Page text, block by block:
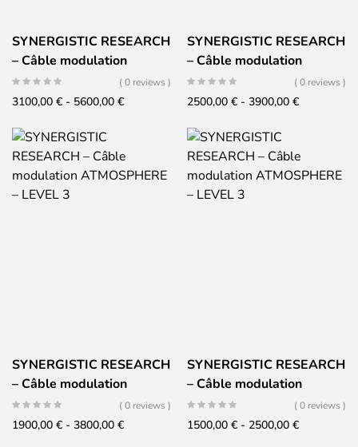
SYNERGISTIC RESEARCH
– Câble modulation
ATMOSPHERE – LEVEL 4
( 0 reviews )
3100,00 € - 5600,00 €Fascia
da
3100,00 €
SYNERGISTIC RESEARCH
– Câble modulation
ATMOSPHERE – LEVEL 4
( 0 reviews )
2500,00 € - 3900,00 €Fascia
da
2500,00 €
SYNERGISTIC RESEARCH
– Câble modulation
ATMOSPHERE – LEVEL 3
( 0 reviews )
1900,00 € - 3800,00 €Fascia
SYNERGISTIC RESEARCH
– Câble modulation
ATMOSPHERE – LEVEL 3
( 0 reviews )
1500,00 € - 2500,00 €Fascia